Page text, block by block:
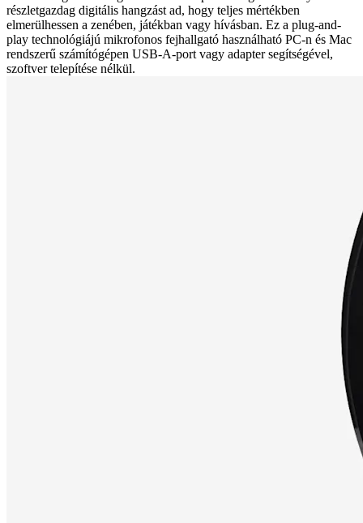
részletgazdag digitális hangzást ad, hogy teljes mértékben
elmerülhessen a zenében, játékban vagy hívásban. Ez a plug-and-
play technológiájú mikrofonos fejhallgató használható PC-n és Mac
rendszerű számítógépen USB-A-port vagy adapter segítségével,
szoftver telepítése nélkül.